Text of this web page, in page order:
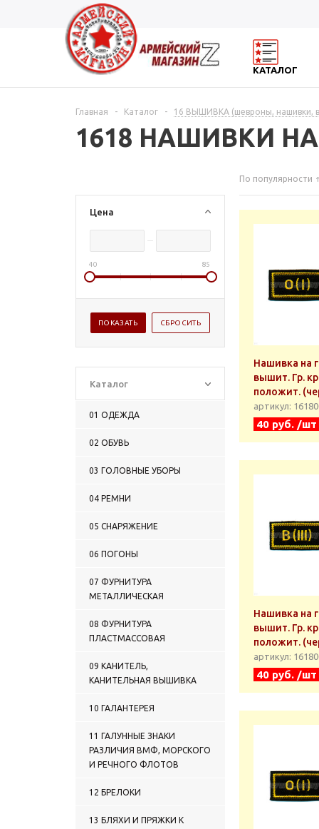
КАТАЛОГ
Главная - Каталог - 16 ВЫШИВКА (шевроны, нашивки,
1618 НАШИВКИ
Цена
40 85
Каталог
01 ОДЕЖДА
02 ОБУВЬ
03 ГОЛОВНЫЕ УБОРЫ
04 РЕМНИ
05 СНАРЯЖЕНИЕ
06 ПОГОНЫ
07 ФУРНИТУРА
МЕТАЛЛИЧЕСКАЯ
08 ФУРНИТУРА
ПЛАСТМАССОВАЯ
09 КАНИТЕЛЬ,
КАНИТЕЛЬНАЯ ВЫШИВКА
10 ГАЛАНТЕРЕЯ
11 ГАЛУННЫЕ ЗНАКИ
РАЗЛИЧИЯ ВМФ, МОРСКОГО
И РЕЧНОГО ФЛОТОВ
12 БРЕЛОКИ
13 БЛЯХИ И ПРЯЖКИ К
По популярности
Нашивка на
вышит. Гр.
положит.
артикул:
40 руб. /шт
Нашивка на
вышит. Гр.
положит.
артикул:
40 руб. /шт